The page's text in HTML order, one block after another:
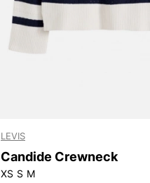
LEVIS
Candide Crewneck
XS S M